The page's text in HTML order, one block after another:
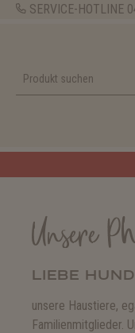
SERVICE-HOTLINE
Unsere
LIEBE
unsere Haustiere,
Familienmitglieder.